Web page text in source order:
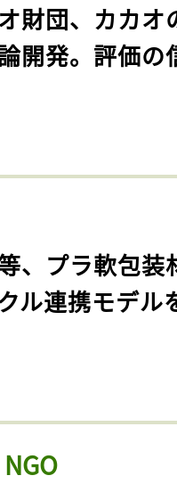
財団、カカオ
開発。評価の
、プラ軟包装
ル連携モデル